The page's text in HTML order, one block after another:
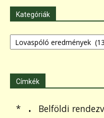
Kategóriák
Kategóriák
Címkék
* . Belföldi